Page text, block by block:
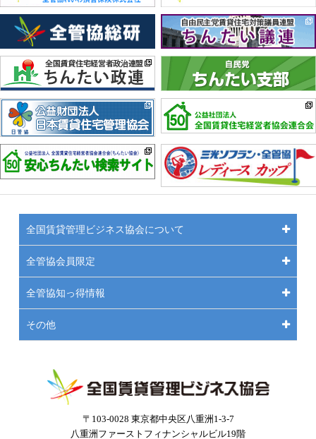
〒103-0028 東京都中央区八重洲1-3-7
八重洲ファーストフィナンシャルビル19階
全国賃貸管理ビジネス協会について
全管協会員限定
全管協知っ得情報
その他